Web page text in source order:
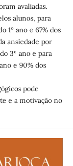
avaliadas.
alunos, para
1º ano e 67% dos
ansiedade por
3º ano e para
e 90% dos
pode
e a motivação no